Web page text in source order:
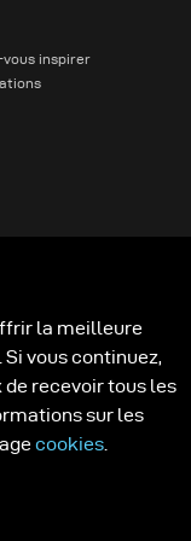
inspirer
la meilleure
vous continuez,
de recevoir tous les
sur les
cookies